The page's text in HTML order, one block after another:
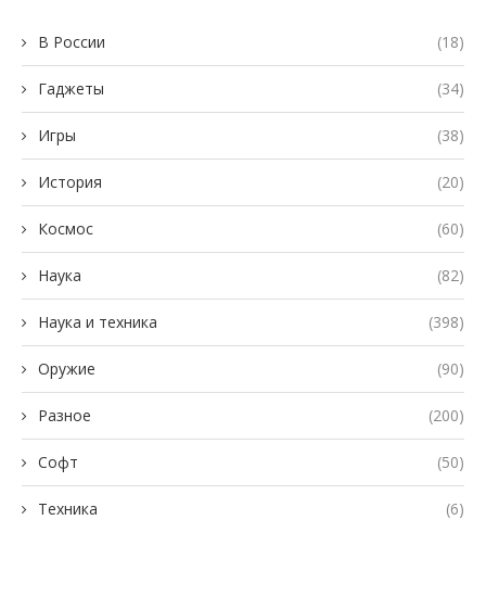
В России (18)
Гаджеты (34)
Игры (38)
История (20)
Космос (60)
Наука (82)
Наука и техника (398)
Оружие (90)
Разное (200)
Софт (50)
Техника (6)